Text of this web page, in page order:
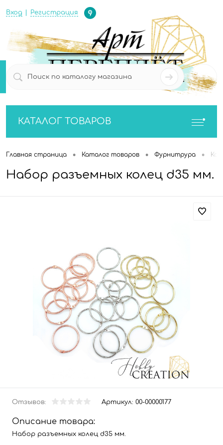
Вход Регистрация
Определение
0
КАТАЛОГ ТОВАРОВ
Главная страница • Каталог товаров • Фурнитрура •
Набор разъемных колец d35 мм.
Отзывов: Артикул: 00-00000177
Описание товара:
Набор разъемных колец d35 мм.